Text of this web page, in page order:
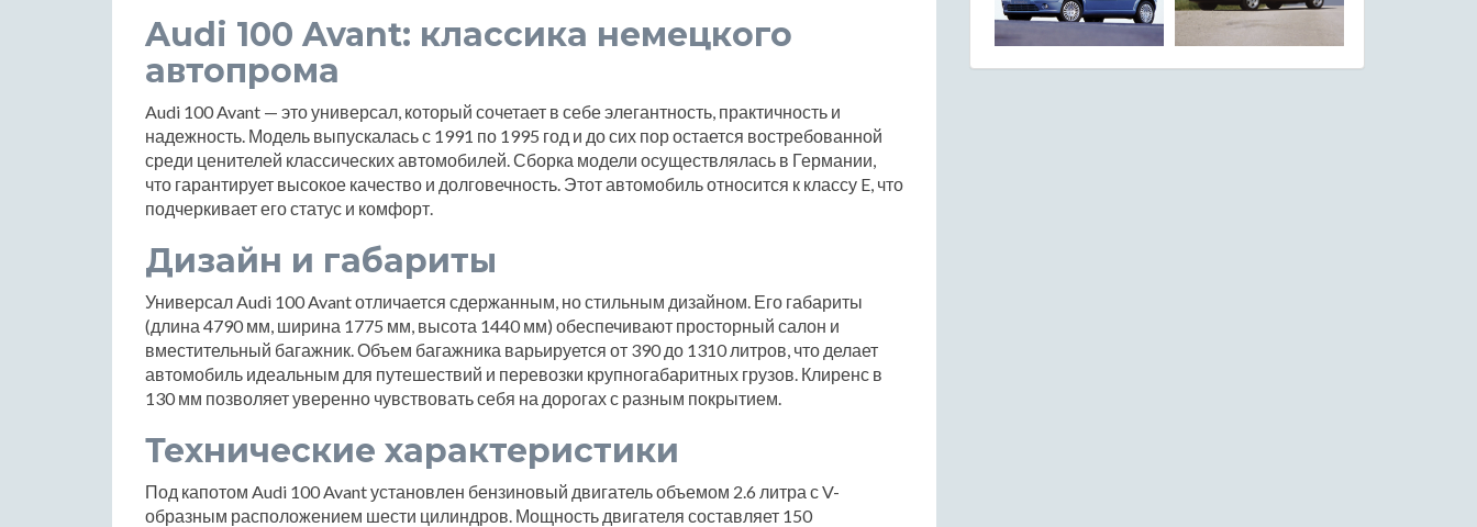
Audi 100 Avant: классика немецкого
автопрома
Audi 100 Avant — это универсал, который сочетает в себе элегантность, практичность и
надежность. Модель выпускалась с 1991 по 1995 год и до сих пор остается востребованной
среди ценителей классических автомобилей. Сборка модели осуществлялась в Германии,
что гарантирует высокое качество и долговечность. Этот автомобиль относится к классу E, что
подчеркивает его статус и комфорт.
Дизайн и габариты
Универсал Audi 100 Avant отличается сдержанным, но стильным дизайном. Его габариты
(длина 4790 мм, ширина 1775 мм, высота 1440 мм) обеспечивают просторный салон и
вместительный багажник. Объем багажника варьируется от 390 до 1310 литров, что делает
автомобиль идеальным для путешествий и перевозки крупногабаритных грузов. Клиренс в
130 мм позволяет уверенно чувствовать себя на дорогах с разным покрытием.
Технические характеристики
Под капотом Audi 100 Avant установлен бензиновый двигатель объемом 2.6 литра с V-
образным расположением шести цилиндров. Мощность двигателя составляет 150